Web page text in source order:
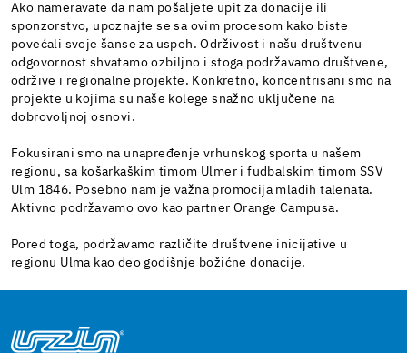
Ako nameravate da nam pošaljete upit za donacije ili
sponzorstvo, upoznajte se sa ovim procesom kako biste
povećali svoje šanse za uspeh. Održivost i našu društvenu
odgovornost shvatamo ozbiljno i stoga podržavamo društvene,
održive i regionalne projekte. Konkretno, koncentrisani smo na
projekte u kojima su naše kolege snažno uključene na
dobrovoljnoj osnovi.
Fokusirani smo na unapređenje vrhunskog sporta u našem
regionu, sa košarkaškim timom Ulmer i fudbalskim timom SSV
Ulm 1846. Posebno nam je važna promocija mladih talenata.
Aktivno podržavamo ovo kao partner Orange Campusa.
Pored toga, podržavamo različite društvene inicijative u
regionu Ulma kao deo godišnje božićne donacije.